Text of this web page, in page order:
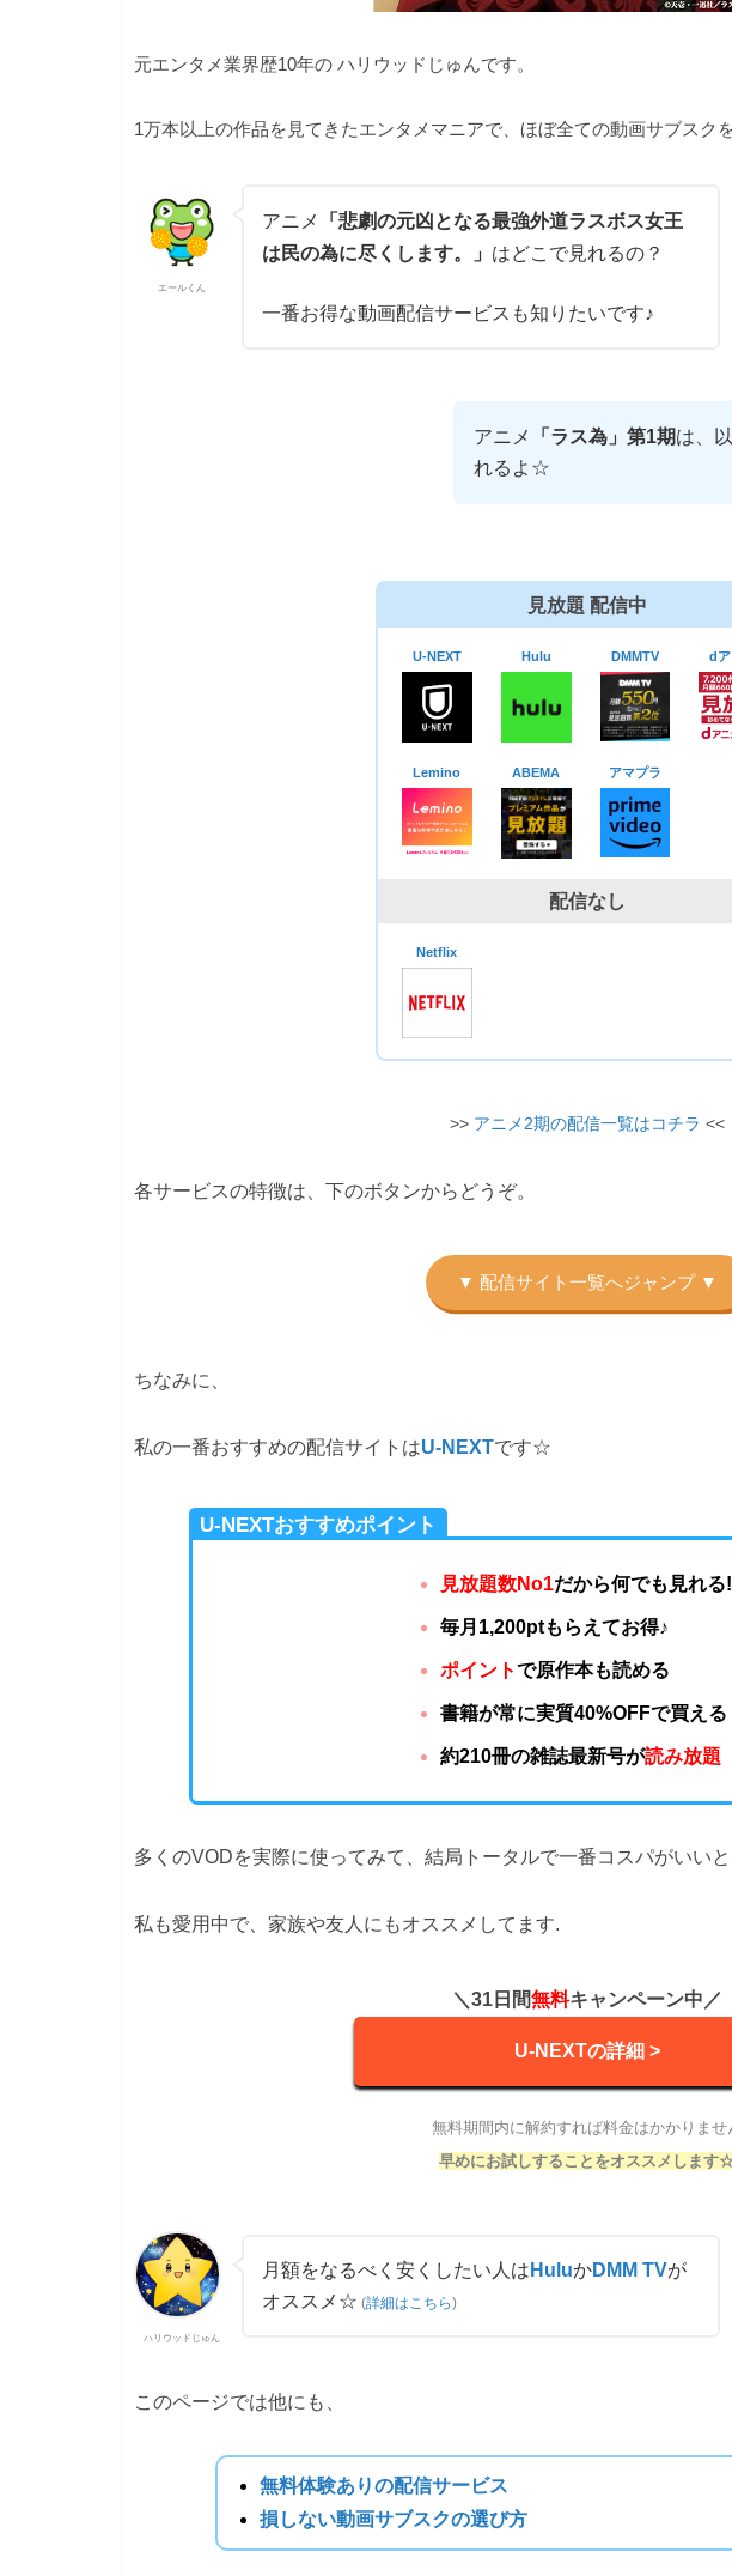
元エンタメ業界歴10年の ハリウッドじゅんです。
1万本以上の作品を見てきたエンタメマニアで、ほぼ全ての動画サブスク
エールくん
アニメ
「悲劇の元凶となる最強外道ラスボス女王
は民の為に尽くします。」 はどこで見れるの？
一番お得な動画配信サービスも知りたいです♪
アニメ 「ラス為」第1期は、
れるよ☆
見放題 配信中
U-NEXT Hulu DMMTV dア
Lemino ABEMA アマプラ
配信なし
Netflix
>> アニメ2期の配信一覧はコチラ <<
各サービスの特徴は、下のボタンからどうぞ。
ちなみに、
私の一番おすすめの配信サイトはU-NEXTです☆
U-NEXTおすすめポイント
見放題数No1だから何でも見れる!
毎月1,200ptもらえてお得♪
ポイントで原作本も読める
書籍が常に実質40%OFFで買える
約210冊の雑誌最新号が読み放題
多くのVODを実際に使ってみて、結局トータルで一番コスパがいい
私も愛用中で、家族や友人にもオススメしてます.
＼31日間無料キャンペーン中／
U-NEXTの詳細 >
無料期間内に解約すれば料金はかかりませ
早めにお試しすることをオススメします
ハリウッドじゅん
月額をなるべく安くしたい人は HuluかDMM TVが
オススメ☆ (詳細はこちら)
このページでは他にも、
無料体験ありの配信サービス
損しない動画サブスクの選び方